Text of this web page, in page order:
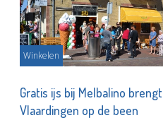
Winkelen
Gratis ijs bij Melbalino brengt
Vlaardingen op de been